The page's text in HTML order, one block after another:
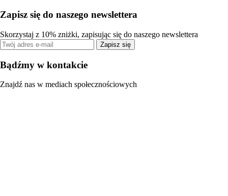
Zapisz się do naszego newslettera
Skorzystaj z 10% zniżki, zapisując się do naszego newslettera
Zapisz się
Bądźmy w kontakcie
Znajdź nas w mediach społecznościowych